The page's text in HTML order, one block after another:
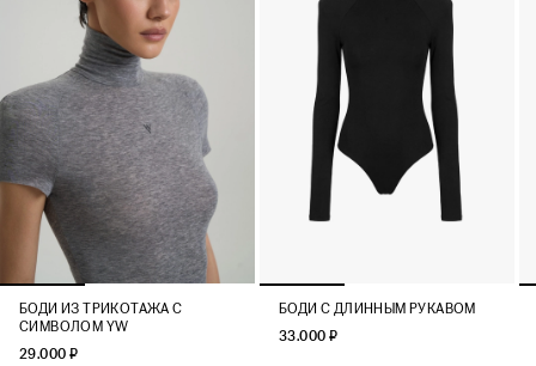
БОДИ ИЗ ТРИКОТАЖА С
СИМВОЛОМ YW
29.000 ₽
БОДИ С ДЛИННЫМ РУКАВОМ
33.000 ₽